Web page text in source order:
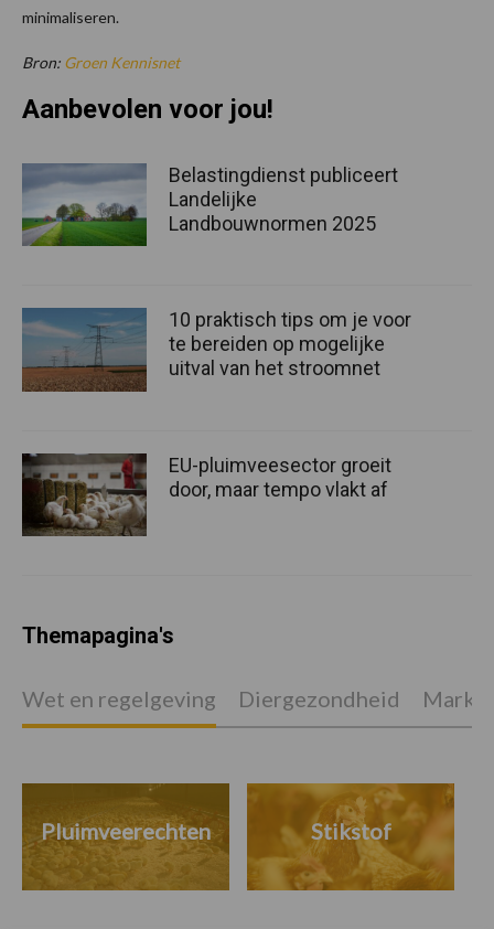
minimaliseren.
Bron: Groen Kennisnet
Aanbevolen voor jou!
Belastingdienst publiceert
Landelijke
Landbouwnormen 2025
10 praktisch tips om je voor
te bereiden op mogelijke
uitval van het stroomnet
EU-pluimveesector groeit
door, maar tempo vlakt af
Themapagina's
Wet en regelgeving Diergezondheid
Pluimveerechten Stikstof